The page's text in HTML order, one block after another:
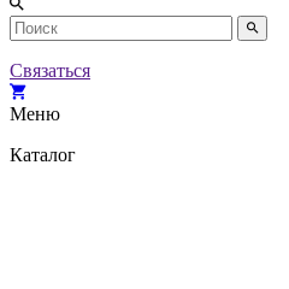
Связаться
Меню
Каталог